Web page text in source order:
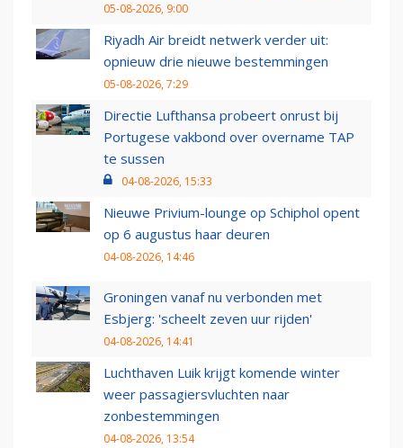
05-08-2026, 9:00
Riyadh Air breidt netwerk verder uit:
opnieuw drie nieuwe bestemmingen
05-08-2026, 7:29
Directie Lufthansa probeert onrust bij
Portugese vakbond over overname TAP
te sussen
04-08-2026, 15:33
Nieuwe Privium-lounge op Schiphol opent
op 6 augustus haar deuren
04-08-2026, 14:46
Groningen vanaf nu verbonden met
Esbjerg: 'scheelt zeven uur rijden'
04-08-2026, 14:41
Luchthaven Luik krijgt komende winter
weer passagiersvluchten naar
zonbestemmingen
04-08-2026, 13:54